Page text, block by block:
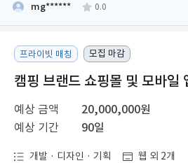
mg****** 0.0
프라이빗 매칭 모집 마감
캠핑 브랜드 쇼핑몰 및 모바일
예상 금액
20,000,000원
예상 기간
90일
개발 · 디자인 · 기획
웹 외 2개